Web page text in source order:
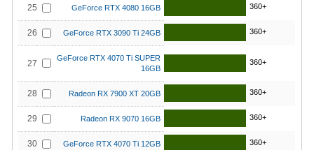
25 GeForce RTX 4080 16GB 360+
26 GeForce RTX 3090 Ti 24GB 360+
27
GeForce RTX 4070 Ti SUPER
16GB
360+
28 Radeon RX 7900 XT 20GB 360+
29 Radeon RX 9070 16GB 360+
30 GeForce RTX 4070 Ti 12GB 360+